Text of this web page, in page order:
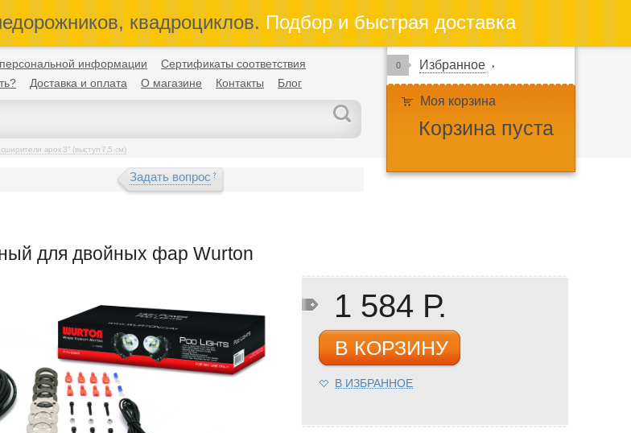
квадроциклов.Подбор и быстрая доставка
информации
Сертификаты соответствия
Доставка и оплата О магазине Контакты Блог
арок 3" (выступ 7,5 см)
0 Избранное
Моя корзина
Корзина пуста
Задать вопрос
для двойных фар Wurton
1 584 Р.
В КОРЗИНУ
В ИЗБРАННОЕ